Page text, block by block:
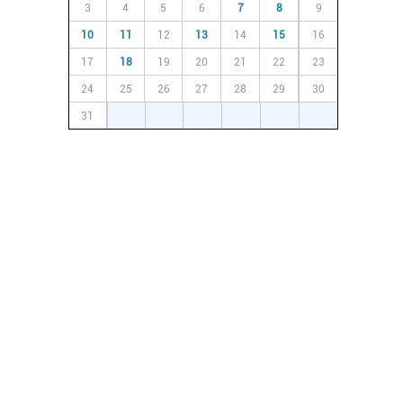
3 4 5 6 7 8 9
10 11 12 13 14 15 16
17 18 19 20 21 22 23
24 25 26 27 28 29 30
31